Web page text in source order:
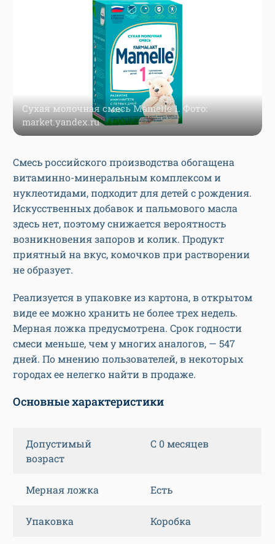
Сухая молочная смесь Mamelle 1. Фото:
market.yandex.ru
Смесь российского производства обогащена
витаминно-минеральным комплексом и
нуклеотидами, подходит для детей с рождения.
Искусственных добавок и пальмового масла
здесь нет, поэтому снижается вероятность
возникновения запоров и колик. Продукт
приятный на вкус, комочков при растворении
не образует.
Реализуется в упаковке из картона, в открытом
виде ее можно хранить не более трех недель.
Мерная ложка предусмотрена. Срок годности
смеси меньше, чем у многих аналогов, — 547
дней. По мнению пользователей, в некоторых
городах ее нелегко найти в продаже.
Основные характеристики
Допустимый
возраст
С 0 месяцев
Мерная ложка Есть
Упаковка Коробка